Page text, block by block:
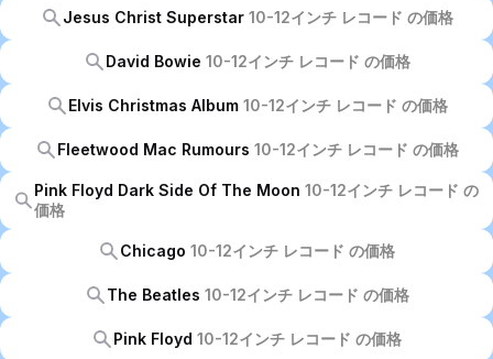
Jesus Christ Superstar 10-12インチ レコード の価格
David Bowie 10-12インチ レコード の価格
Elvis Christmas Album 10-12インチ レコード の価格
Fleetwood Mac Rumours 10-12インチ レコード の価格
Pink Floyd Dark Side Of The Moon 10-12インチ レコード の
価格
Chicago 10-12インチ レコード の価格
The Beatles 10-12インチ レコード の価格
Pink Floyd 10-12インチ レコード の価格